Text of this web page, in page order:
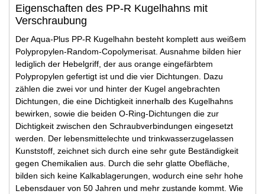
Eigenschaften des PP-R Kugelhahns mit
Verschraubung
Der Aqua-Plus PP-R Kugelhahn besteht komplett aus weißem
Polypropylen-Random-Copolymerisat. Ausnahme bilden hier
lediglich der Hebelgriff, der aus orange eingefärbtem
Polypropylen gefertigt ist und die vier Dichtungen. Dazu
zählen die zwei vor und hinter der Kugel angebrachten
Dichtungen, die eine Dichtigkeit innerhalb des Kugelhahns
bewirken, sowie die beiden O-Ring-Dichtungen die zur
Dichtigkeit zwischen den Schraubverbindungen eingesetzt
werden. Der lebensmittelechte und trinkwasserzugelassen
Kunststoff, zeichnet sich durch eine sehr gute Beständigkeit
gegen Chemikalien aus. Durch die sehr glatte Obefläche,
bilden sich keine Kalkablagerungen, wodurch eine sehr hohe
Lebensdauer von 50 Jahren und mehr zustande kommt. Wie